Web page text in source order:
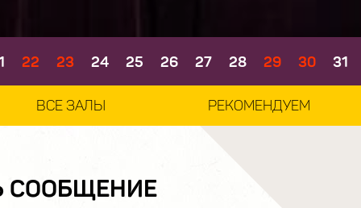
22 23 24 25 26 27 28 29 30 31
ВСЕ ЗАЛЫ РЕКОМЕНДУЕМ
СООБЩЕНИЕ